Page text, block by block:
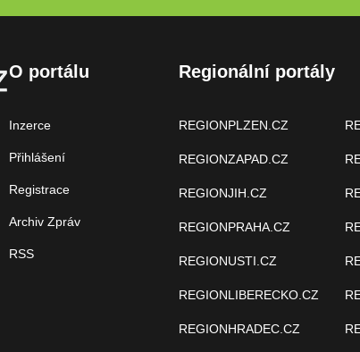
O portálu
Inzerce
Přihlášení
Registrace
Archiv Zpráv
RSS
Regionální portály
REGIONPLZEN.CZ
REGIONZAPAD.CZ
REGIONJIH.CZ
REGIONPRAHA.CZ
REGIONUSTI.CZ
REGIONLIBERECKO.CZ
REGIONHRADEC.CZ